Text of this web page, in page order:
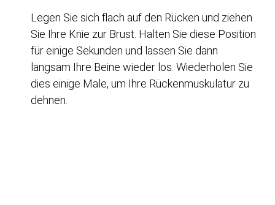
Legen Sie sich flach auf den Rücken und ziehen
Sie Ihre Knie zur Brust. Halten Sie diese Position
für einige Sekunden und lassen Sie dann
langsam Ihre Beine wieder los. Wiederholen Sie
dies einige Male, um Ihre Rückenmuskulatur zu
dehnen.